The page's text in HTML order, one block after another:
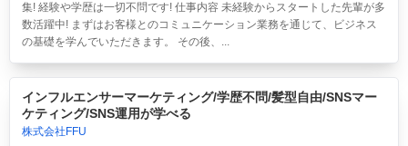
集! 経験や学歴は一切不問です! 仕事内容 未経験からスタートした先輩が多
数活躍中! まずはお客様とのコミュニケーション業務を通じて、ビジネス
の基礎を学んでいただきます。 その後、...
インフルエンサーマーケティング/学歴不問/髪型自由/SNSマー
ケティング/SNS運用が学べる
株式会社FFU